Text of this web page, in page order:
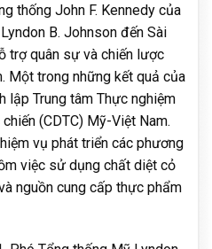
thống John F. Kennedy của
B. Johnson đến Sài
trợ quân sự và chiến lược
Một trong những kết quả của
lập Trung tâm Thực nghiệm
(CDTC) Mỹ-Việt Nam.
vụ phát triển các phương
việc sử dụng chất diệt cỏ
nguồn cung cấp thực phẩm